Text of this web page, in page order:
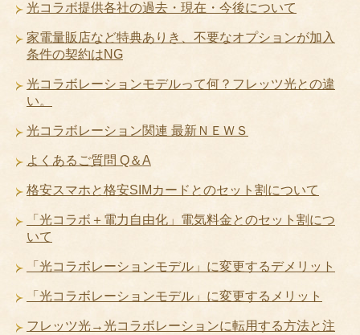
光コラボ提供各社の過去・現在・今後について
家電量販店など特典ありき、不要なオプションが加入
条件の契約はNG
光コラボレーションモデルって何？フレッツ光との違
い。
光コラボレーション関連 最新ＮＥＷＳ
よくあるご質問 Q＆A
格安スマホと格安SIMカードとのセット割について
「光コラボ＋電力自由化」電気料金とのセット割につ
いて
「光コラボレーションモデル」に変更するデメリット
「光コラボレーションモデル」に変更するメリット
フレッツ光→光コラボレーションに転用する方法と注